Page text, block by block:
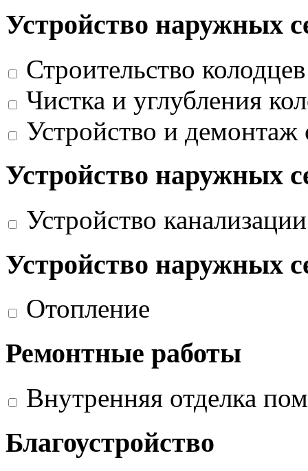
Устройство наружных
Строительство
Чистка и углубления
Устройство и
Устройство наружных
Устройство канализации
Устройство наружных
Отопление
Ремонтные работы
Внутренняя отделка
Благоустройство